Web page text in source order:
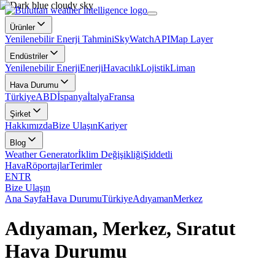
Ürünler
Yenilenebilir Enerji TahminiSkyWatchAPIMap Layer
Endüstriler
Yenilenebilir EnerjiEnerjiHavacılıkLojistikLiman
Hava Durumu
TürkiyeABDİspanyaİtalyaFransa
Şirket
HakkımızdaBize UlaşınKariyer
Blog
Weather Generatorİklim DeğişikliğiŞiddetli
HavaRöportajlarTerimler
ENTR
Bize Ulaşın
Ana SayfaHava DurumuTürkiyeAdıyamanMerkez
Adıyaman, Merkez, Sıratut
Hava Durumu